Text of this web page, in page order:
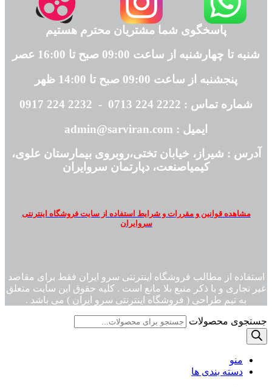
پاسخگوی شما مشتریان محترم هستیم
شنبه تا چهارشنبه از ساعت 09:00 صبح تا 16:00 عصر
پنجشنبه از ساعت 09:00 صبح تا 14:00 ظهر
شماره تماس : 2222 224 0713 - 2232 224 0917
ایمیل : admin@sarviran.com
آدرس : شیراز، خیابان تختی،روبروی بیمارستان علوی،
کیمیاصنعت، دپارتمان سروایران
مشاهده قوانین و مقررات و شرایط استفاده از سایت فروشگاه اینترنتی
سروایران
استفاده از مطالب فروشگاه اینترنتی سرو ایران فقط برای مقاصد
غیر تجاری و با ذکر منبع بلا مانع است . کلیه حقوق این سایت متعلق
به تیم طراحی ( فروشگاه اینترنتی سرو ایران ) می باشد .
جستجوی محصولات
منو
دسته بندی ها